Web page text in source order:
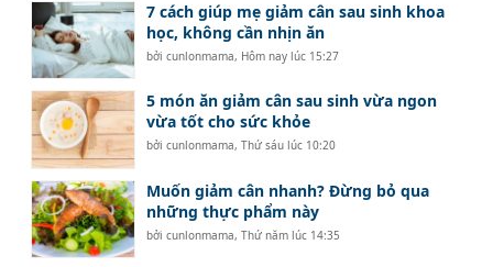
7 cách giúp mẹ giảm cân sau sinh khoa
học, không cần nhịn ăn
bởicunlonmama, Hôm nay lúc 15:27
5 món ăn giảm cân sau sinh vừa ngon
vừa tốt cho sức khỏe
bởicunlonmama,Thứ sáu lúc 10:20
Muốn giảm cân nhanh? Đừng bỏ qua
những thực phẩm này
bởicunlonmama,Thứ năm lúc 14:35